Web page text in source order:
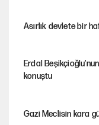
Asırlık devlete bir
Erdal
konuştu
Gazi Meclisin kara